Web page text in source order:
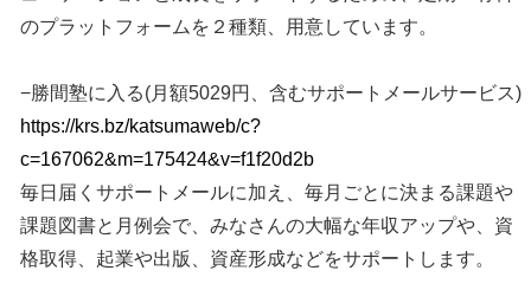
のプラットフォームを２種類、用意しています。
−勝間塾に入る(月額5029円、含むサポートメールサービス)
https://krs.bz/katsumaweb/c?
c=167062&m=175424&v=f1f20d2b
毎日届くサポートメールに加え、毎月ごとに決まる課題や
課題図書と月例会で、みなさんの大幅な年収アップや、資
格取得、起業や出版、資産形成などをサポートします。